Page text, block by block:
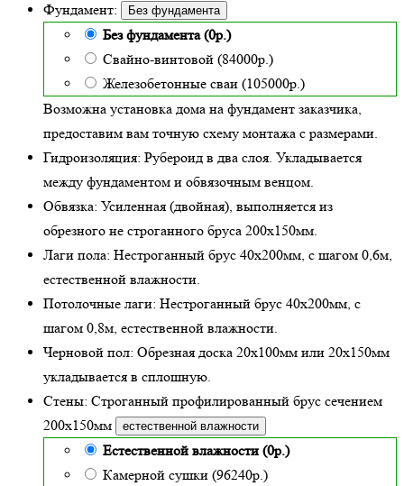
Фундамент: Без фундамента
Без фундамента (0р.)
Свайно-винтовой (84000р.)
Железобетонные сваи (105000р.)
Возможна установка дома на фундамент заказчика,
предоставим вам точную схему монтажа с размерами.
Гидроизоляция: Рубероид в два слоя. Укладывается
между фундаментом и обвязочным венцом.
Обвязка: Усиленная (двойная), выполняется из
обрезного не строганного бруса 200х150мм.
Лаги пола: Нестроганный брус 40х200мм, с шагом 0,6м,
естественной влажности.
Потолочные лаги: Нестроганный брус 40х200мм, с
шагом 0,8м, естественной влажности.
Черновой пол: Обрезная доска 20х100мм или 20х150мм
укладывается в сплошную.
Стены: Строганный профилированный брус сечением
200х150мм
естественной влажности
Естественной влажности (0р.)
Камерной сушки (96240р.)